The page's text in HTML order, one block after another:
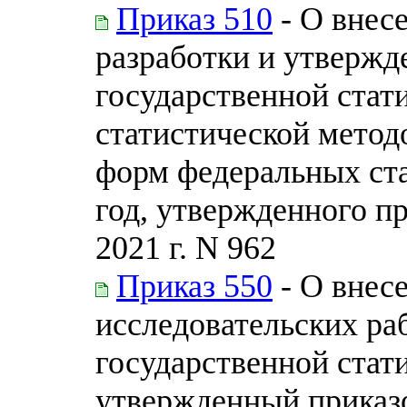
Приказ 510 - О
разработки и
государственной
статистической
форм федеральных
год, утвержденного
2021 г. N 962
Приказ 550 - О
исследовательских
государственной